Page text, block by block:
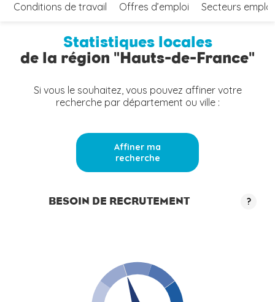
Conditions de travail Offres d’emploi Secteurs
Statistiques locales
de la région "Hauts-de-France"
Si vous le souhaitez, vous pouvez affiner votre
recherche par département ou ville :
Affiner ma
recherche
BESOIN DE RECRUTEMENT ?